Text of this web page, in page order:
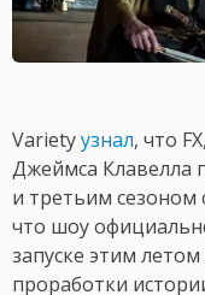
Varietyузнал, что
Джеймса Клавелла
и третьим сезоном
что шоу
запуске этим
проработки